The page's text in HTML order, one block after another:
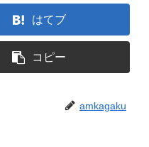
はてブ
コピー
amkagaku